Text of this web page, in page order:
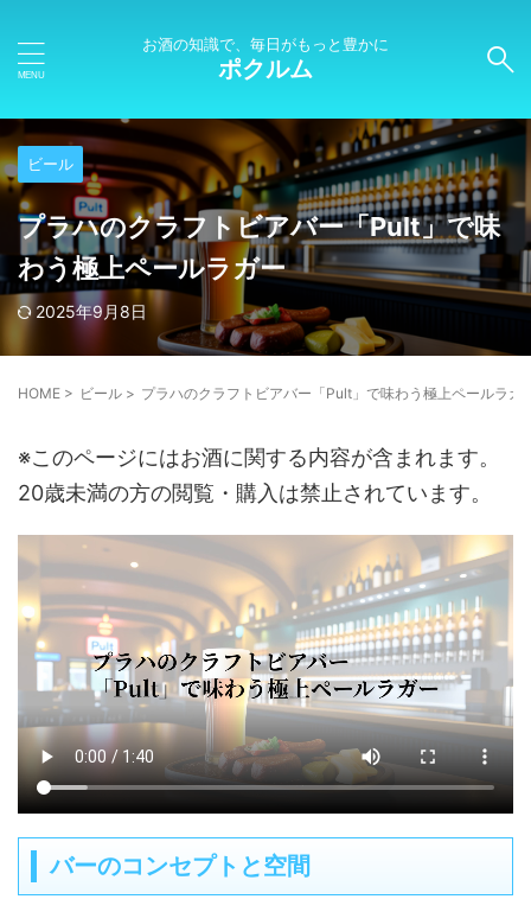
お酒の知識で、毎日がもっと豊かに
ポクルム
ビール
プラハのクラフトビアバー「Pult」で味
わう極上ペールラガー
2025年9月8日
HOME > ビール > プラハのクラフトビアバー「Pult」で味わう極上ペールラガ
※このページにはお酒に関する内容が含まれます。
20歳未満の方の閲覧・購入は禁止されています。
バーのコンセプトと空間